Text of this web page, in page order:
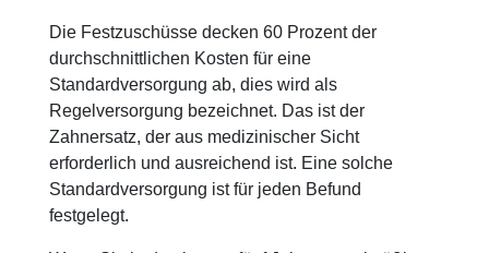
Die Festzuschüsse decken 60 Prozent der
durchschnittlichen Kosten für eine
Standardversorgung ab, dies wird als
Regelversorgung bezeichnet. Das ist der
Zahnersatz, der aus medizinischer Sicht
erforderlich und ausreichend ist. Eine solche
Standardversorgung ist für jeden Befund
festgelegt.